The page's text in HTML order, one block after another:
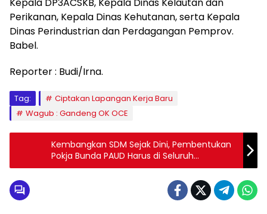
Perikanan, Kepala Dinas Kehutanan, serta Kepala
Dinas Perindustrian dan Perdagangan Pemprov.
Babel.
Reporter : Budi/Irna.
Tag:
Ciptakan Lapangan Kerja Baru
Wagub : Gandeng OK OCE
Kembangkan SDM Sejak Dini, Pembentukan
Pokja Bunda PAUD Harus di Seluruh
Kecamatan